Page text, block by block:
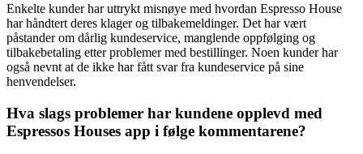
Enkelte kunder har uttrykt misnøye med hvordan Espresso House
har håndtert deres klager og tilbakemeldinger. Det har vært
påstander om dårlig kundeservice, manglende oppfølging og
tilbakebetaling etter problemer med bestillinger. Noen kunder har
også nevnt at de ikke har fått svar fra kundeservice på sine
henvendelser.
Hva slags problemer har kundene opplevd med
Espressos Houses app i følge kommentarene?